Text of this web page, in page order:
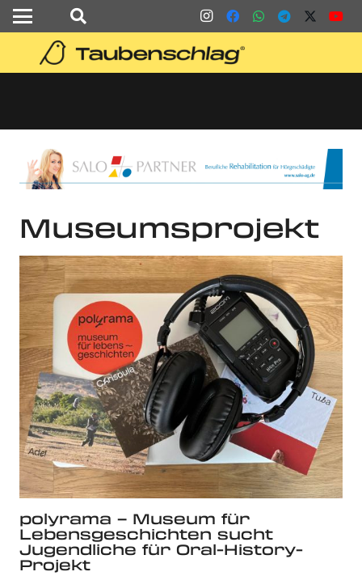
Museumsprojekt
polyrama – Museum für
Lebensgeschichten sucht
Jugendliche für Oral-History-
Projekt